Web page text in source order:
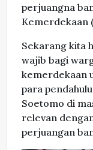
perjuangna
Kemerdekaan
Sekarang kita
wajib bagi
kemerdekaan
para
Soetomo di
relevan
perjuangan